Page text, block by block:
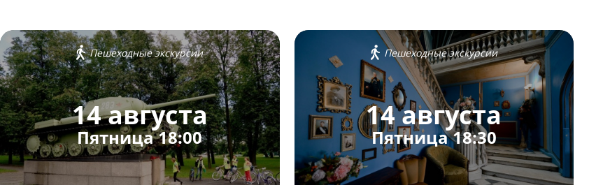
Пешеходные экскурсии
14 августа
Пятница 18:00
Пешеходные экскурсии
14 августа
Пятница 18:30